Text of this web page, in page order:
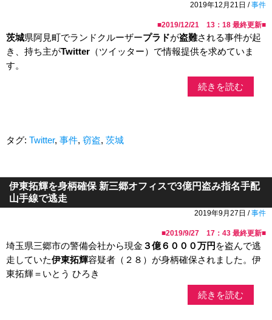
2019年12月21日 /事件
■2019/12/21 13：18 最終更新■
茨城県阿見町でランドクルーザープラドが盗難される事件が起
き、持ち主がTwitter （ツイッター）で情報提供を求めていま
す。
続きを読む
タグ: Twitter, 事件, 窃盗, 茨城
伊東拓輝を身柄確保 新三郷オフィスで3億円盗み指名手配
山手線で逃走
2019年9月27日 /事件
■2019/9/27 17：43 最終更新■
埼玉県三郷市の警備会社から現金 ３億６０００万円 を盗んで逃
走していた伊東拓輝容疑者（２８）が身柄確保されました。伊
東拓輝＝いとう ひろき
続きを読む